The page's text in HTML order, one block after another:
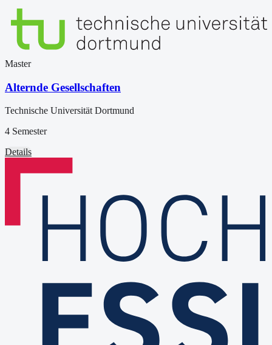
Master
Alternde Gesellschaften
Technische Universität Dortmund
4 Semester
Details